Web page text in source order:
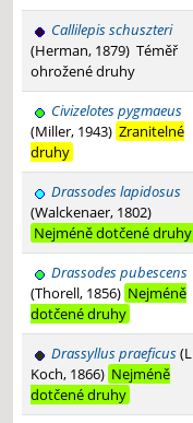
Callilepis schuszteri
(Herman, 1879) Téměř
ohrožené druhy
Civizelotes pygmaeus
(Miller, 1943) Zranitelné
druhy
Drassodes lapidosus
(Walckenaer, 1802)
Nejméně dotčené druhy
Drassodes pubescens
(Thorell, 1856) Nejméně
dotčené druhy
Drassyllus praeficus
Koch, 1866) Nejméně
dotčené druhy